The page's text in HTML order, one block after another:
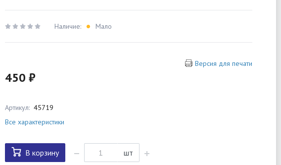
Наличие: Мало
Версия для печати
450 ₽
Артикул: 45719
Все характеристики
В корзину шт